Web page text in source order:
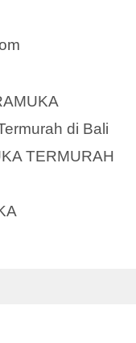
di Bali
TERMURAH